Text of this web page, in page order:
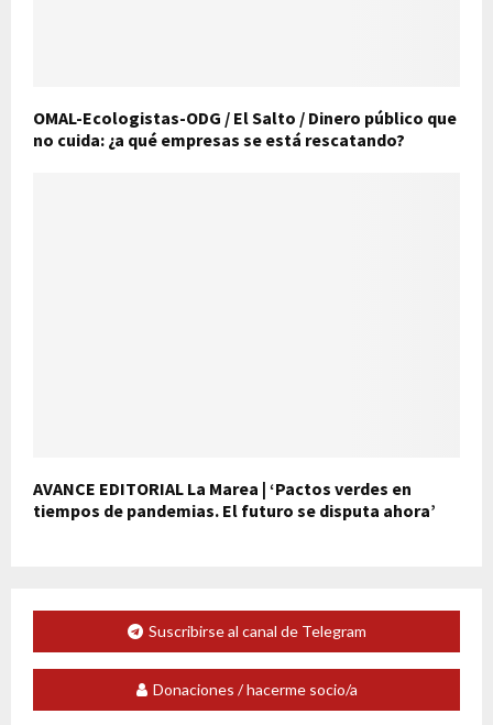
OMAL-Ecologistas-ODG / El Salto / Dinero público que
no cuida: ¿a qué empresas se está rescatando?
AVANCE EDITORIAL La Marea | ‘Pactos verdes en
tiempos de pandemias. El futuro se disputa ahora’
Suscribirse al canal de Telegram
Donaciones / hacerme socio/a